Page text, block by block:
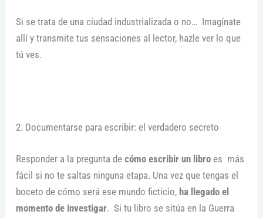
Si se trata de una ciudad industrializada o no… Imagínate
allí y transmite tus sensaciones al lector, hazle ver lo que
tú ves.
2. Documentarse para escribir: el verdadero secreto
Responder a la pregunta de cómo escribir un libroes más
fácil si no te saltas ninguna etapa. Una vez que tengas el
boceto de cómo será ese mundo ficticio, ha llegado el
momento de investigar. Si tu libro se sitúa en la Guerra